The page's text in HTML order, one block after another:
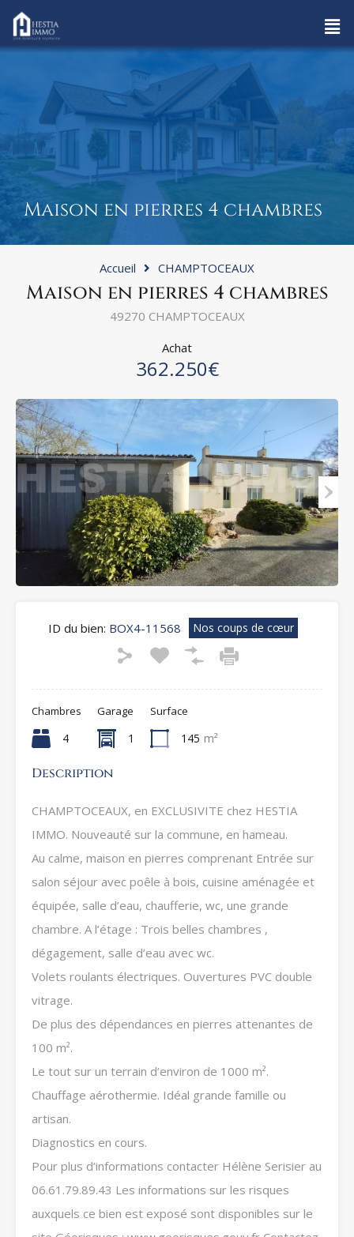
Maison en pierres 4 chambres
Accueil CHAMPTOCEAUX
Maison en pierres 4 chambres
49270 CHAMPTOCEAUX
Achat
362.250€
ID du bien: BOX4-11568 Nos coups de cœur
Chambres
4
Garage
1
Surface
145 m²
Description
CHAMPTOCEAUX, en EXCLUSIVITE chez HESTIA
IMMO. Nouveauté sur la commune, en hameau.
Au calme, maison en pierres comprenant Entrée sur
salon séjour avec poêle à bois, cuisine aménagée et
équipée, salle d’eau, chaufferie, wc, une grande
chambre. A l’étage : Trois belles chambres ,
dégagement, salle d’eau avec wc.
Volets roulants électriques. Ouvertures PVC double
vitrage.
De plus des dépendances en pierres attenantes de
100 m².
Le tout sur un terrain d’environ de 1000 m².
Chauffage aérothermie. Idéal grande famille ou
artisan.
Diagnostics en cours.
Pour plus d’informations contacter Hélène Serisier au
06.61.79.89.43 Les informations sur les risques
auxquels ce bien est exposé sont disponibles sur le